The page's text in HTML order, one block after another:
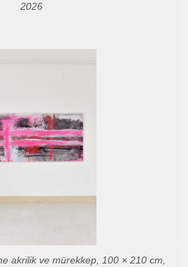
2026
akrilik ve mürekkep, 100 × 210 cm,